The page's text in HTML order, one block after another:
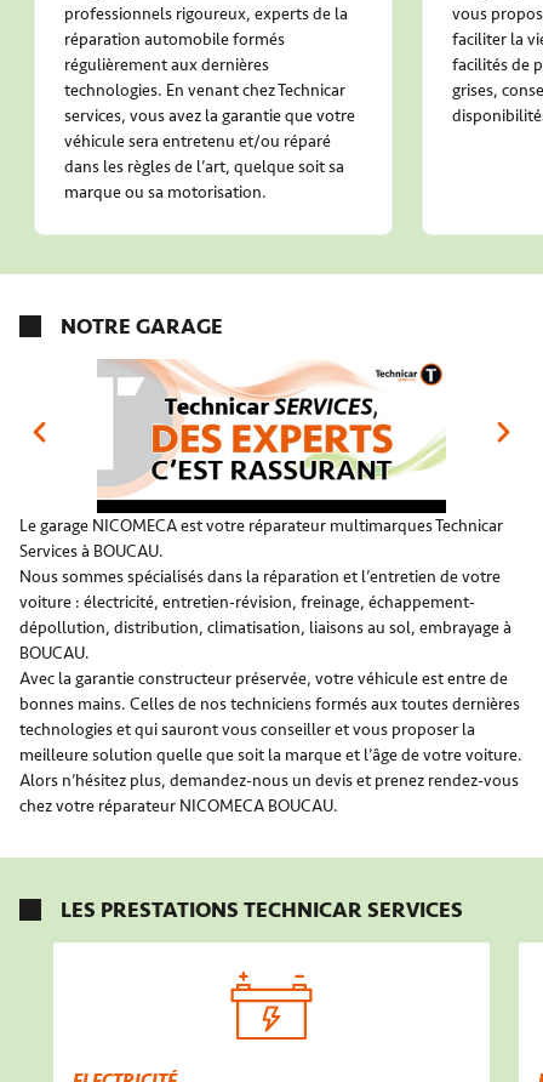
professionnels rigoureux, experts de la
réparation automobile formés
régulièrement aux dernières
technologies. En venant chez Technicar
services, vous avez la garantie que votre
véhicule sera entretenu et/ou réparé
dans les règles de l’art, quelque soit sa
marque ou sa motorisation.
vous
faciliter la
facilités de
grises,
NOTRE GARAGE
Le garage NICOMECA est votre réparateur multimarques Technicar
Services à BOUCAU.
Nous sommes spécialisés dans la réparation et l’entretien de votre
voiture : électricité, entretien-révision, freinage, échappement-
dépollution, distribution, climatisation, liaisons au sol, embrayage à
BOUCAU.
Avec la garantie constructeur préservée, votre véhicule est entre de
bonnes mains. Celles de nos techniciens formés aux toutes dernières
technologies et qui sauront vous conseiller et vous proposer la
meilleure solution quelle que soit la marque et l’âge de votre voiture.
Alors n’hésitez plus, demandez-nous un devis et prenez rendez-vous
chez votre réparateur NICOMECA BOUCAU.
LES PRESTATIONS TECHNICAR SERVICES